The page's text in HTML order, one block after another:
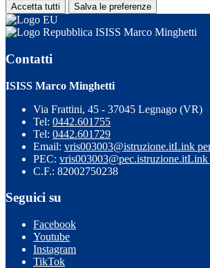
Accetta tutti Salva le preferenze
ISISS Marco Minghetti
Contatti
ISISS Marco Minghetti
Via Frattini, 45 - 37045 Legnago (VR)
Tel: 0442.601755
Tel: 0442.601729
Email: vris003003@istruzione.itLink
PEC: vris003003@pec.istruzione.itLink
C.F.: 82002750238
Seguici su
Facebook
Youtube
Instagram
TikTok